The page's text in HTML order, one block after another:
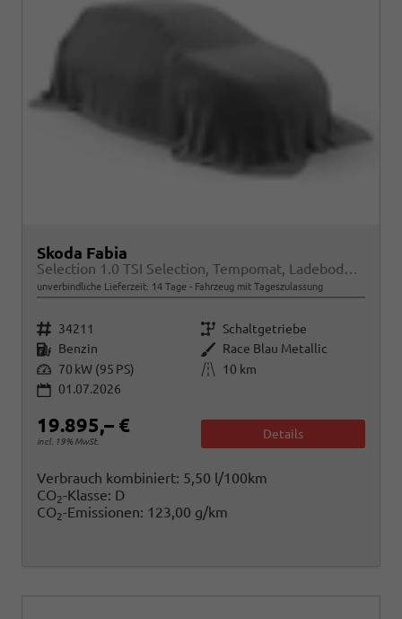
Skoda Fabia
Selection 1.0 TSI Selection, Tempomat, Ladeboden, Park, Winterpaket, SmartLink, 4-J Garantie
unverbindliche Lieferzeit: 14 Tage Fahrzeug mit Tageszulassung
Fahrzeugnr. 34211 Getriebe Schaltgetriebe
Kraftstoff Benzin Außenfarbe Race Blau Metallic
Leistung 70 kW (95 PS) Kilometerstand
10 km
01.07.2026
19.895,– €
incl. 19% MwSt.
Details
Verbrauch kombiniert: 5,50 l/100km
CO2-Klasse: D
CO2-Emissionen: 123,00 g/km